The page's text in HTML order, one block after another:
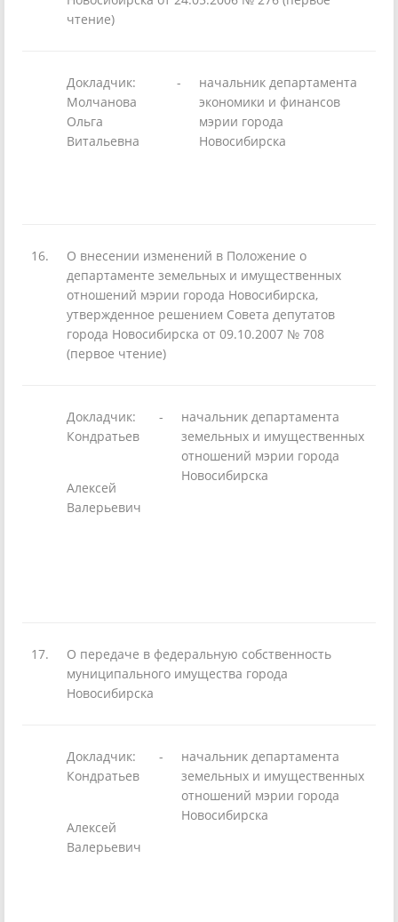
чтение)
Докладчик:
Молчанова
Ольга
Витальевна
-
начальник департамента
экономики и финансов
мэрии города
Новосибирска
16.
О внесении изменений в Положение о
департаменте земельных и имущественных
отношений мэрии города Новосибирска,
утвержденное решением Совета депутатов
города Новосибирска от 09.10.2007 № 708
(первое чтение)
Докладчик:
Кондратьев
Алексей
Валерьевич
-
начальник департамента
земельных и имущественных
отношений мэрии города
Новосибирска
17.
О передаче в федеральную собственность
муниципального имущества города
Новосибирска
Докладчик:
Кондратьев
Алексей
Валерьевич
-
начальник департамента
земельных и имущественных
отношений мэрии города
Новосибирска